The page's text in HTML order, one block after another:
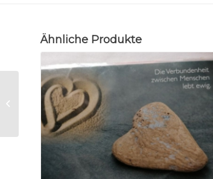
Ähnliche Produkte
Postkarte „Ich bin
nicht klein“